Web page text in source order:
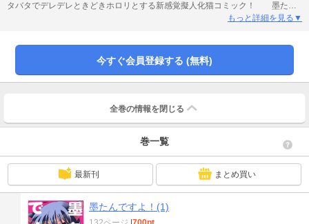
タバタでデレデレときどきホロリとする新感覚擬人化猫コミック！ 墨たん
が師走家にやってくるまでを描いた特別描き下ろしも収録！もっと詳細を見る▼
今すぐ会員登録する (無料)
全巻の情報を 閉じる
巻一覧
最新刊 まとめ買い
墨たんですよ！(1)